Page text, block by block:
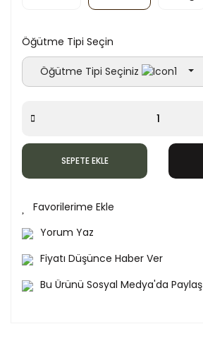
Öğütme Tipi Seçin
Öğütme Tipi Seçiniz
SEPETE EKLE
Yorum Yaz
Fiyatı Düşünce Haber Ver
Bu Ürünü Sosyal Medya'da Paylaş